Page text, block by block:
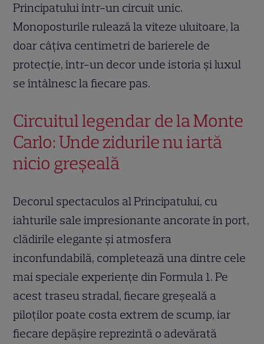
Principatului într-un circuit unic.
Monoposturile rulează la viteze uluitoare, la
doar câțiva centimetri de barierele de
protecție, într-un decor unde istoria și luxul
se întâlnesc la fiecare pas.
Circuitul legendar de la Monte
Carlo: Unde zidurile nu iartă
nicio greșeală
Decorul spectaculos al Principatului, cu
iahturile sale impresionante ancorate în port,
clădirile elegante și atmosfera
inconfundabilă, completează una dintre cele
mai speciale experiențe din Formula 1. Pe
acest traseu stradal, fiecare greșeală a
piloților poate costa extrem de scump, iar
fiecare depășire reprezintă o adevărată